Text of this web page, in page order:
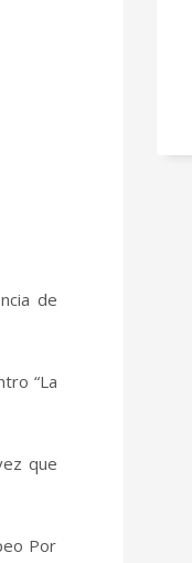
de
“La
que
Por